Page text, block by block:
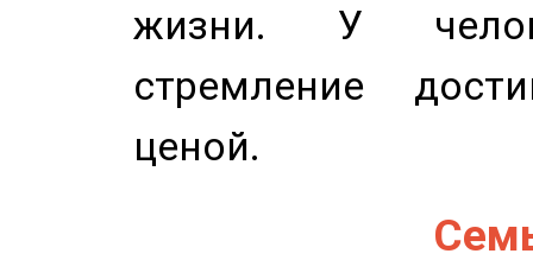
жизни. У
стремление
ценой.